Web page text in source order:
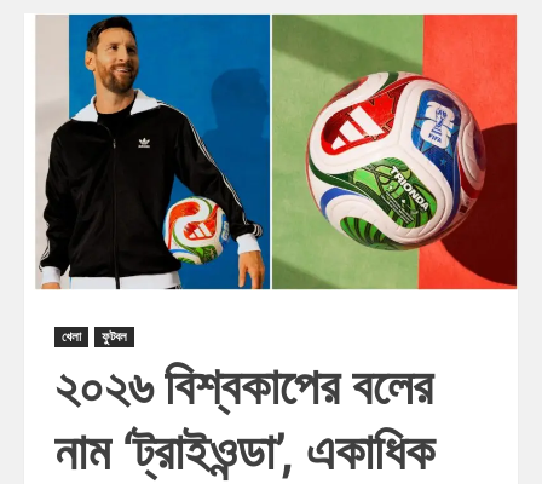
খেলা ফুটবল
২০২৬ বিশ্বকাপের বলের
নাম ‘ট্রাইওন্ডা’, একাধিক